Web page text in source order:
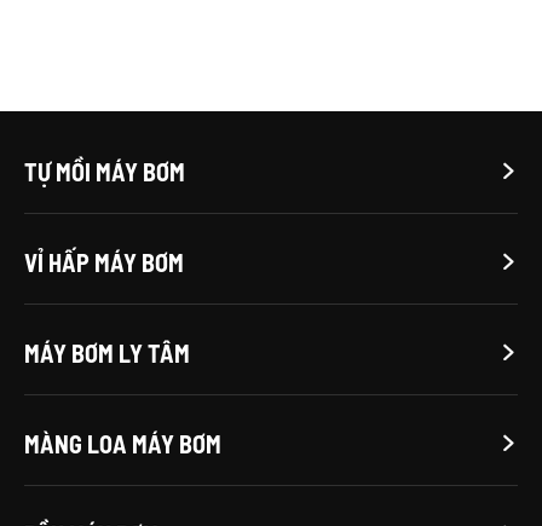
TỰ MỒI MÁY BƠM 
VỈ HẤP MÁY BƠM 
MÁY BƠM LY TÂM 
MÀNG LOA MÁY BƠM 